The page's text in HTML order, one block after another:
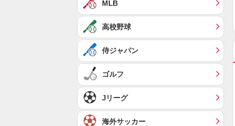
MLB
高校野球
侍ジャパン
ゴルフ
Jリーグ
海外サッカー